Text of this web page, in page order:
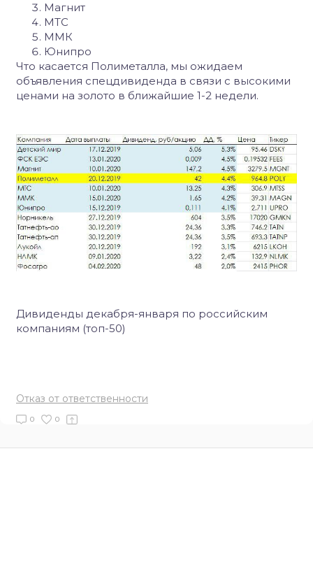
Магнит
МТС
ММК
Юнипро
Что касается Полиметалла, мы ожидаем
объявления спецдивиденда в связи с высокими
ценами на золото в ближайшие 1-2 недели.
Дивиденды декабря-января по российским
компаниям (топ-50)
Отказ от ответственности
0 0